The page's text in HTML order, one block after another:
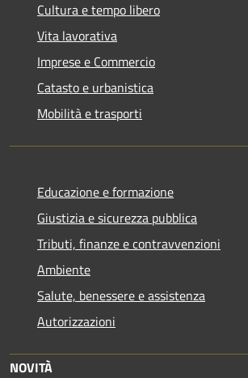
Cultura e tempo libero
Vita lavorativa
Imprese e Commercio
Catasto e urbanistica
Mobilità e trasporti
Educazione e formazione
Giustizia e sicurezza pubblica
Tributi, finanze e contravvenzioni
Ambiente
Salute, benessere e assistenza
Autorizzazioni
NOVITÀ